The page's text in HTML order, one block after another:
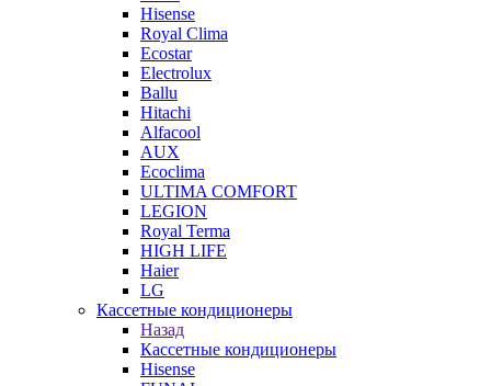
Hisense
Royal Clima
Ecostar
Electrolux
Ballu
Hitachi
Alfacool
AUX
Ecoclima
ULTIMA COMFORT
LEGION
Royal Terma
HIGH LIFE
Haier
LG
Кассетные кондиционеры
Назад
Кассетные кондиционеры
Hisense